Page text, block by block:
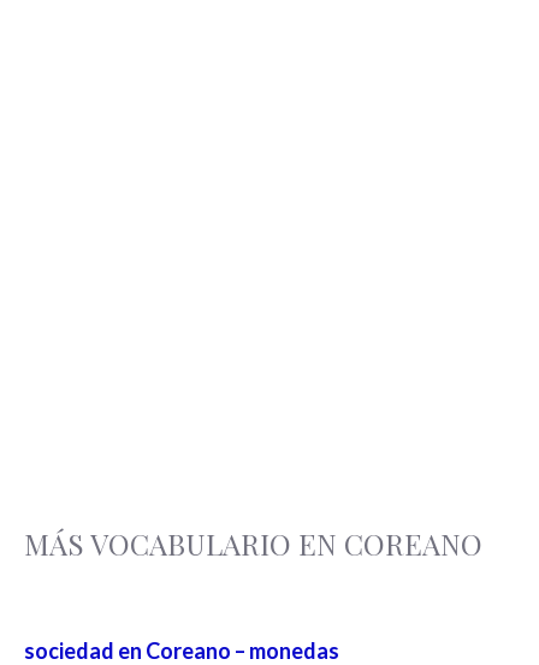
MÁS VOCABULARIO EN COREANO
sociedad en Coreano – monedas